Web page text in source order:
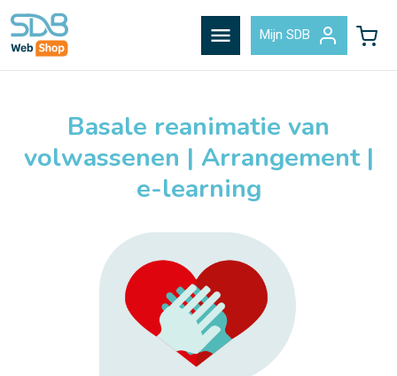
menu Mijn SDB
Basale reanimatie van
volwassenen | Arrangement |
e-learning